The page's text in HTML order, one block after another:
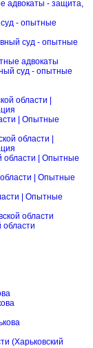
адвокаты - защита,
- опытные
суд - опытные
адвокаты
суд - опытные
области |
| Опытные
области |
области | Опытные
| Опытные
| Опытные
области
области
(Харьковский